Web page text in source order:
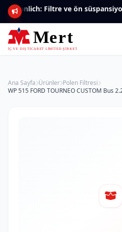
Ana Sayfa Ürünler Polen Filtresi